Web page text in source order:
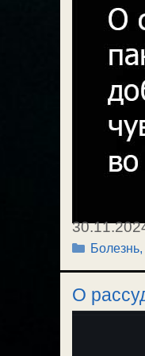
Рубрики
О